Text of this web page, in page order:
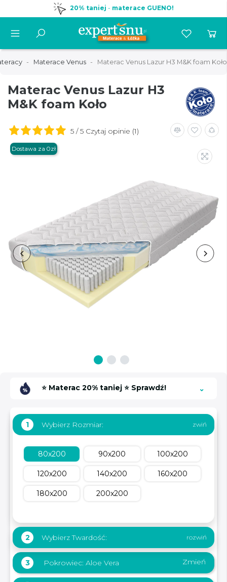
20% taniej - materace GUENO!
Materace Venus Materac Venus Lazur H3 M&K foam Koło
Materac Venus Lazur H3
M&K foam Koło
5 / 5 Czytaj opinie (1)
Dostawa za 0zł
⭐ Materac 20% taniej ⭐ Sprawdź!
1 Wybierz Rozmiar:
80x200 90x200 100x200
120x200 140x200 160x200
180x200 200x200
2 Wybierz Twardość:
3 Pokrowiec: Aloe Vera Zmień